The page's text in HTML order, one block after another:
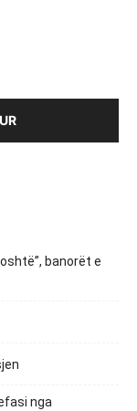
banorët e
nga